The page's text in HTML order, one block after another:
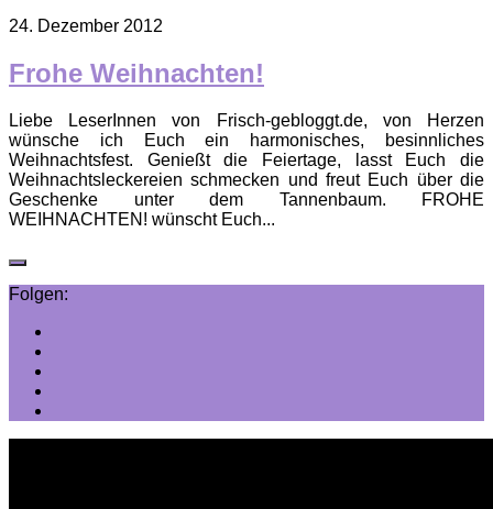
24. Dezember 2012
Frohe Weihnachten!
Liebe LeserInnen von Frisch-gebloggt.de, von Herzen
wünsche ich Euch ein harmonisches, besinnliches
Weihnachtsfest. Genießt die Feiertage, lasst Euch die
Weihnachtsleckereien schmecken und freut Euch über die
Geschenke unter dem Tannenbaum. FROHE
WEIHNACHTEN! wünscht Euch...
Folgen: